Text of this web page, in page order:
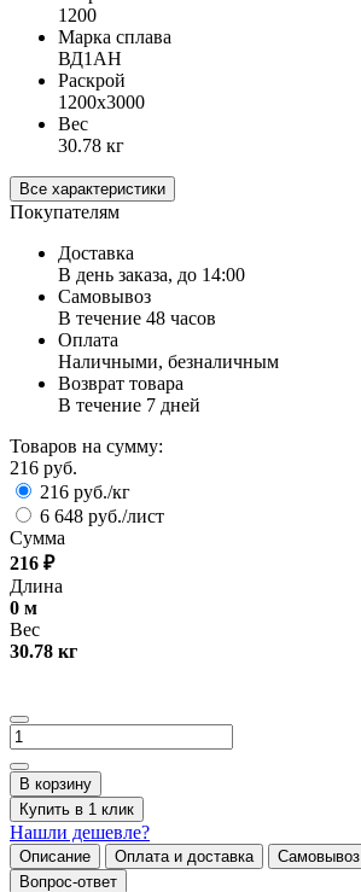
1200
Марка сплава
ВД1АН
Раскрой
1200х3000
Вес
30.78 кг
Все характеристики
Покупателям
Доставка
В день заказа, до 14:00
Самовывоз
В течение 48 часов
Оплата
Наличными, безналичным
Возврат товара
В течение 7 дней
Товаров на сумму:
216 руб.
216 руб./кг
6 648 руб./лист
Сумма
216 ₽
Длина
0 м
Вес
30.78 кг
В корзину
Купить в 1 клик
Нашли дешевле?
Описание Оплата и доставка Самовывоз
Вопрос-ответ